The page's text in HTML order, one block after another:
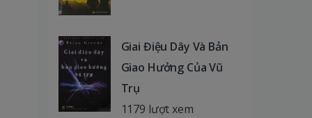
Giai Điệu Dây Và Bản
Giao Hưởng Của Vũ
Trụ
1179 lượt xem